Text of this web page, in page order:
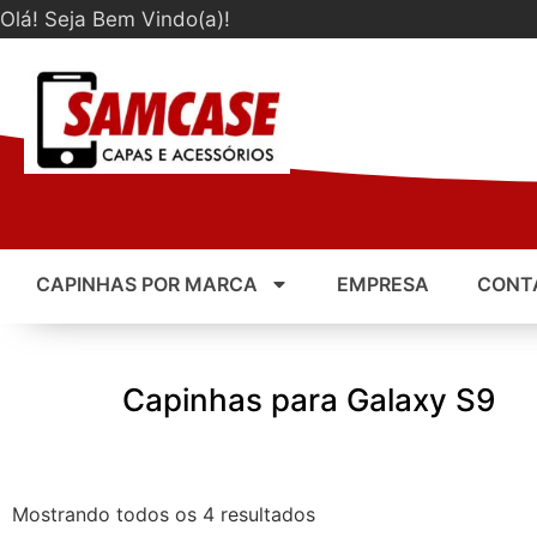
Olá! Seja Bem Vindo(a)!
CAPINHAS POR MARCA EMPRESA
Capinhas para Galaxy S9
Mostrando todos os 4 resultados